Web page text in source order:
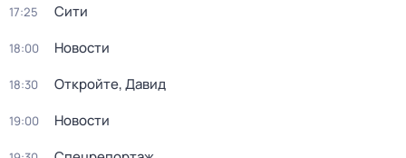
17:25 Сити
18:00 Новости
18:30 Откройте, Давид
19:00 Новости